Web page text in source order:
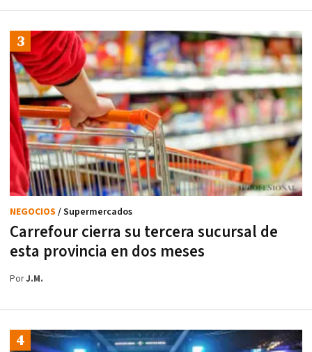
Carrefour cierra su tercera sucursal de
esta provincia en dos meses
NEGOCIOS / Supermercados
PorJ.M.